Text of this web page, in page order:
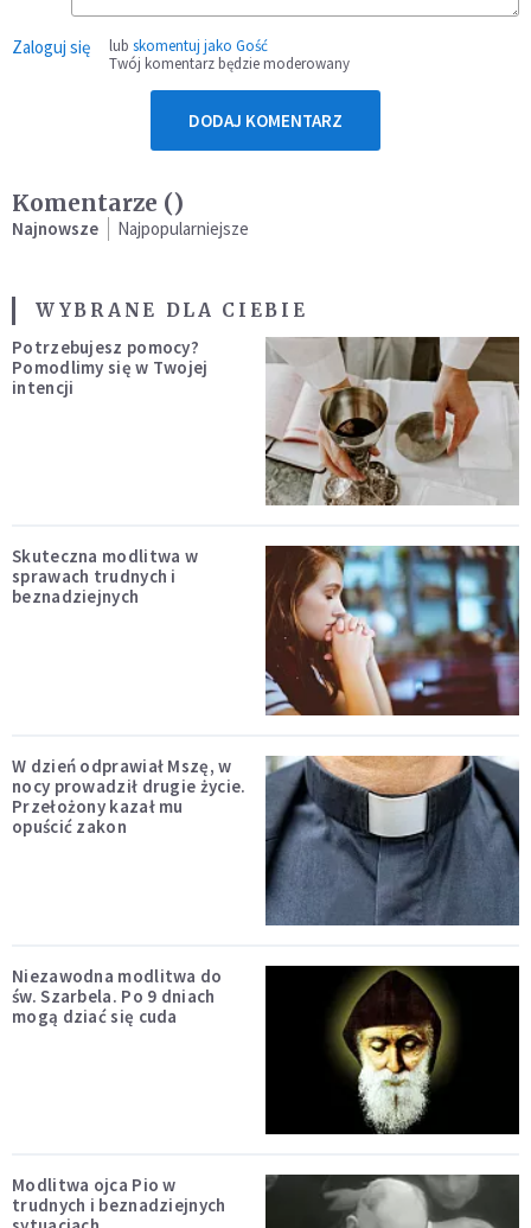
Zaloguj się lub skomentuj jako Gość
Twój komentarz będzie moderowany
DODAJ KOMENTARZ
Komentarze ()
Najnowsze Najpopularniejsze
WYBRANE DLA CIEBIE
Potrzebujesz pomocy?
Pomodlimy się w Twojej
intencji
Skuteczna modlitwa w
sprawach trudnych i
beznadziejnych
W dzień odprawiał Mszę, w
nocy prowadził drugie życie.
Przełożony kazał mu
opuścić zakon
Niezawodna modlitwa do
św. Szarbela. Po 9 dniach
mogą dziać się cuda
Modlitwa ojca Pio w
trudnych i beznadziejnych